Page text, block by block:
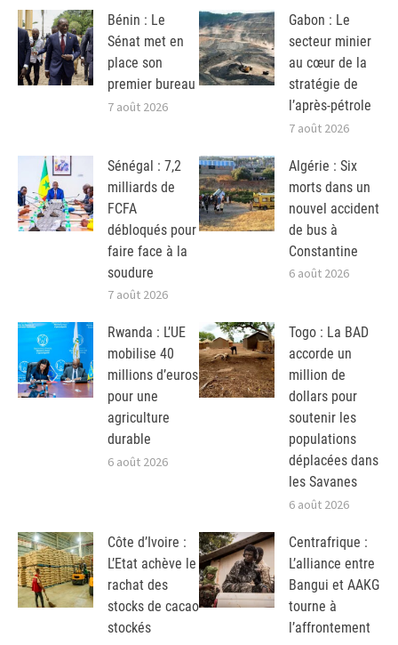
Bénin : Le
Sénat met en
place son
premier bureau
7 août 2026
Gabon : Le
secteur minier
au cœur de la
stratégie de
l’après-pétrole
7 août 2026
Sénégal : 7,2
milliards de
FCFA
débloqués pour
faire face à la
soudure
7 août 2026
Algérie : Six
morts dans un
nouvel accident
de bus à
Constantine
6 août 2026
Rwanda : L’UE
mobilise 40
millions d’euros
pour une
agriculture
durable
6 août 2026
Togo : La BAD
accorde un
million de
dollars pour
soutenir les
populations
déplacées dans
les Savanes
6 août 2026
Côte d’Ivoire :
L’Etat achève le
rachat des
stocks de cacao
stockés
Centrafrique :
L’alliance entre
Bangui et AAKG
tourne à
l’affrontement